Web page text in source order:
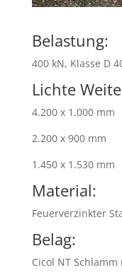
Belastung:
400 kN, Klasse D
Lichte
4.200 x 1.000 mm
2.200 x 900 mm
1.450 x 1.530 mm
Material:
Feuerverzinkter
Belag:
Cicol NT